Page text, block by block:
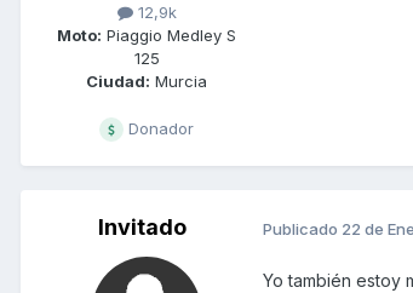
12,9k
Moto: Piaggio Medley S
125
Ciudad: Murcia
Donador
Invitado Publicado 22 de
Yo también estoy